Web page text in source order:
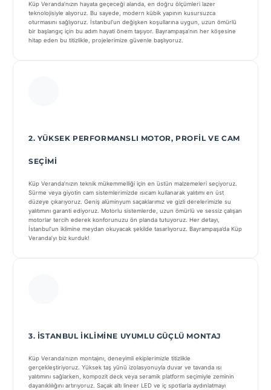
Küp Veranda’nızın hayata geçeceği alanda, en doğru ölçümleri lazer
teknolojisiyle alıyoruz. Bu sayede, modern kübik yapının kusursuzca
oturmasını sağlıyoruz. İstanbul’un değişken koşullarına uygun, uzun ömürlü
bir başlangıç için bu adım hayati önem taşıyor. Bayrampaşa’nın her köşesine
hitap eden bu titizlikle, projelerimize güvenle başlıyoruz.
2. YÜKSEK PERFORMANSLI MOTOR, PROFIL VE CAM
SEÇIMI
Küp Veranda’nızın teknik mükemmelliği için en üstün malzemeleri seçiyoruz.
Sürme veya giyotin cam sistemlerimizde ısıcam kullanarak yalıtımı en üst
düzeye çıkarıyoruz. Geniş alüminyum saçaklarımız ve gizli derelerimizle su
yalıtımını garanti ediyoruz. Motorlu sistemlerde, uzun ömürlü ve sessiz çalışan
motorlar tercih ederek konforunuzu ön planda tutuyoruz. Her detayı,
İstanbul’un iklimine meydan okuyacak şekilde tasarlıyoruz. Bayrampaşa’da Küp
Veranda’yı biz kurduk!
3. İSTANBUL İKLIMINE UYUMLU GÜÇLÜ MONTAJ
Küp Veranda’nızın montajını, deneyimli ekiplerimizle titizlikle
gerçekleştiriyoruz. Yüksek taş yünü izolasyonuyla duvar ve tavanda ısı
yalıtımını sağlarken, kompozit deck veya seramik platform seçimiyle zeminin
dayanıklılığını artırıyoruz. Saçak altı lineer LED ve iç spotlarla aydınlatmayı